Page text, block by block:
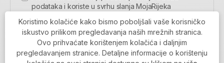
podataka i koriste u svrhu slanja MojaRijeka
MOJARIJEKA NEWSLETTER
PRIJAVI SE
Koristimo kolačiće kako bismo poboljšali vaše korisničko
iskustvo prilikom pregledavanja naših mrežnih stranica.
Ovo prihvaćate korištenjem kolačića i daljnjim
pregledavanjem stranice. Detaljne informacije o korištenju